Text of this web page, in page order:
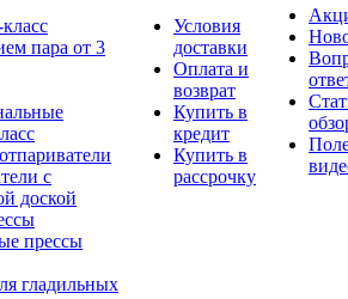
пара от 3
с
доской
прессы
гладильных
Условия
доставки
Оплата и
возврат
Купить в
кредит
Купить в
рассрочку